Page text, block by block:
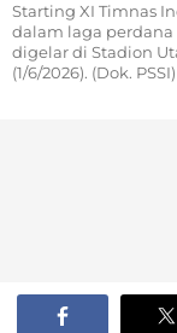
Starting XI Timnas
dalam laga perdana
digelar di Stadion
(1/6/2026). (Dok. PSSI)